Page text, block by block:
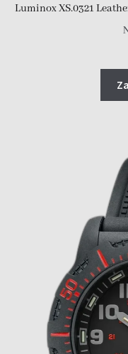
Luminox XS.0321